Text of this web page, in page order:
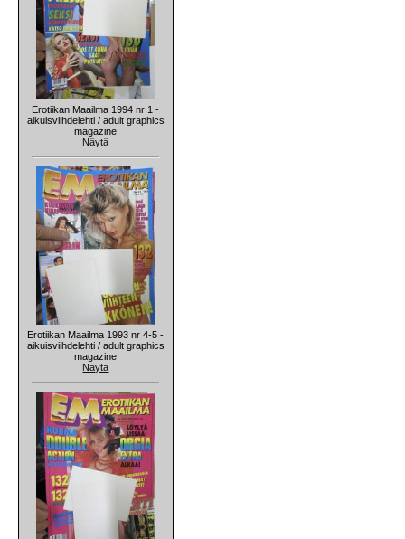
Erotiikan Maailma 1994 nr 1 -
aikuisviihdelehti / adult graphics
magazine
Näytä
Erotiikan Maailma 1993 nr 4-5 -
aikuisviihdelehti / adult graphics
magazine
Näytä